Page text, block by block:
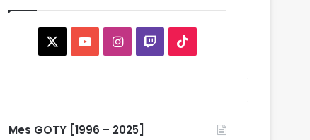
YouTubeInstagram
Twitch
Mes GOTY [1996 – 2025]